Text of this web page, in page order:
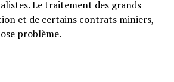
Le traitement des grands
et de certains contrats miniers,
problème.